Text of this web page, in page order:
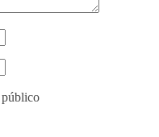
público